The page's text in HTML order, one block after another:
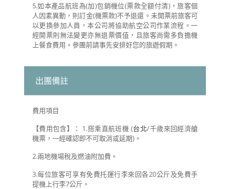
5.如本產品航班為(加)包銷機位(票款全額付清)，旅客個
人因素異動，則訂金(機票款)不予退還。未開票前旅客可
以更換參加人員，本公司將協助航空公司作業流程。一
經開票則無法變更亦無退票價值，且旅客尚需多負擔機
上餐食費用。參團前請事先安排好您的旅遊假期。
出團備註
費用項目
【費用包含】： 1.搭乘直航班機 (台北/千歳來回經濟艙
機票，一經確認即不可取消或延期)。
2.兩地機場稅及燃油附加費。
3.每位旅客可享有免費托運行李來回各20公斤及免費手
提機上行李7公斤。